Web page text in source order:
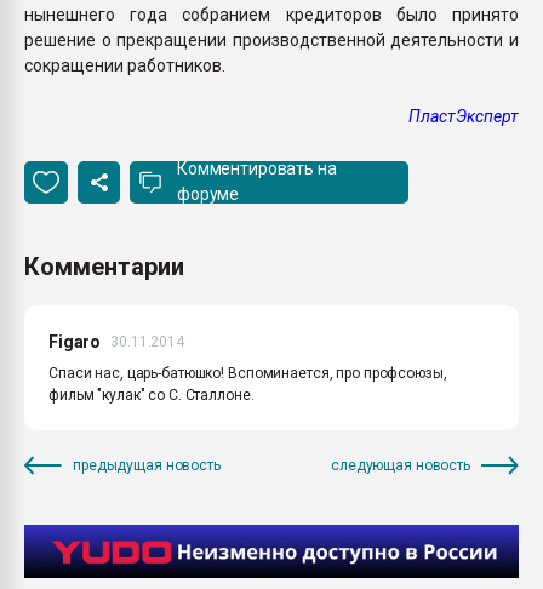
нынешнего года собранием кредиторов было принято
решение о прекращении производственной деятельности и
сокращении работников.
ПластЭксперт
Комментировать на
форуме
Комментарии
Figaro
30.11.2014
Спаси нас, царь-батюшко! Вспоминается, про профсоюзы,
фильм "кулак" со С. Сталлоне.
предыдущая новость следующая новость